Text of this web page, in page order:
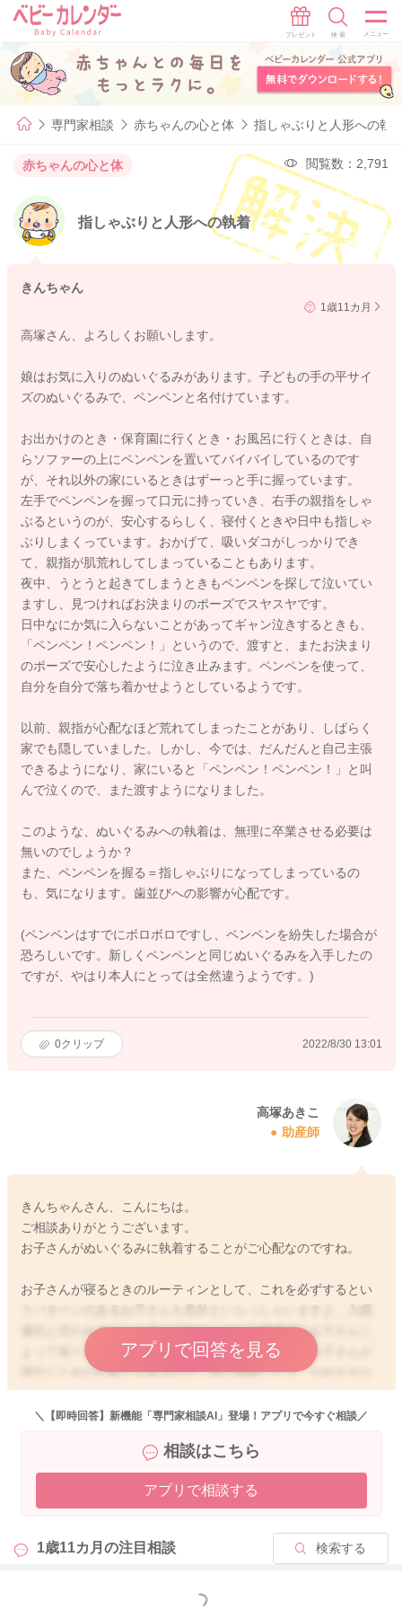
専門家相談 赤ちゃんの心と体 指しゃぶりと人形への執
赤ちゃんの心と体 閲覧数：2,791
指しゃぶりと人形への執着
きんちゃん
1歳11カ月
高塚さん、よろしくお願いします。
娘はお気に入りのぬいぐるみがあります。子どもの手の平サイ
ズのぬいぐるみで、ペンペンと名付けています。
お出かけのとき・保育園に行くとき・お風呂に行くときは、自
らソファーの上にペンペンを置いてバイバイしているのです
が、それ以外の家にいるときはずーっと手に握っています。
左手でペンペンを握って口元に持っていき、右手の親指をしゃ
ぶるというのが、安心するらしく、寝付くときや日中も指しゃ
ぶりしまくっています。おかげて、吸いダコがしっかりでき
て、親指が肌荒れしてしまっていることもあります。
夜中、うとうと起きてしまうときもペンペンを探して泣いてい
ますし、見つければお決まりのポーズでスヤスヤです。
日中なにか気に入らないことがあってギャン泣きするときも、
「ペンペン！ペンペン！」というので、渡すと、またお決まり
のポーズで安心したように泣き止みます。ペンペンを使って、
自分を自分で落ち着かせようとしているようです。
以前、親指が心配なほど荒れてしまったことがあり、しばらく
家でも隠していました。しかし、今では、だんだんと自己主張
できるようになり、家にいると「ペンペン！ペンペン！」と叫
んで泣くので、また渡すようになりました。
このような、ぬいぐるみへの執着は、無理に卒業させる必要は
無いのでしょうか？
また、ペンペンを握る＝指しゃぶりになってしまっているの
も、気になります。歯並びへの影響が心配です。
(ペンペンはすでにボロボロですし、ペンペンを紛失した場合が
恐ろしいです。新しくペンペンと同じぬいぐるみを入手したの
ですが、やはり本人にとっては全然違うようです。)
0クリップ 2022/8/30 13:01
高塚あきこ
助産師
きんちゃんさん、こんにちは。
ご相談ありがとうございます。
お子さんがぬいぐるみに執着することがご心配なのですね。
お子さんが寝るときのルーティンとして、これを必ずするとい
うパターンのあるお子さんも意外といらっしゃいますよ。入眠
儀式と言われることも多いですが、その入眠儀式もお子さんに
よって様々です。それ自体は、個性もありますし、お子さんが
寝付くための行動でもあるので、特に制限したり、やめさせな
ければいけないわけではないですよ。このような行為自体を、
どのくらいでやめるのかについては、お子さんそれぞれ個人差
育園に通うようになったり、生活の環境が変わるなど、何か生
活リズムなどに変化があると、また睡眠のペースも変わってく
る場合もあるかもしれませんね。大人がいくら制限しようと思
習得しなければ、なかなかすぐに改善することは難しいかもし
れません。ですが、お子さんの寝つきは、月齢と共に変化して
味を持ってもらえるように、声かけをしたり、他の入眠儀式を
アプリで回答を見る
＼【即時回答】新機能「専門家相談AI」登場！アプリで今すぐ相談／
相談はこちら
アプリで相談する
1歳11カ月の注目相談 検索する
もっと見る